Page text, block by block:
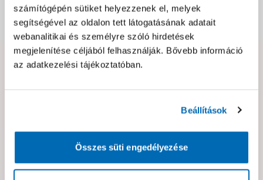
számítógépén sütiket helyezzenek el, melyek
segítségével az oldalon tett látogatásának adatait
webanalitikai és személyre szóló hirdetések
megjelenítése céljából felhasználják. Bővebb információ
az adatkezelési tájékoztatóban.
Beállítások
Összes süti engedélyezése
Dokumentumok, felelős személy
Hibát találtál az oldalon vagy a termék leírásában?
Neked ajánljuk!